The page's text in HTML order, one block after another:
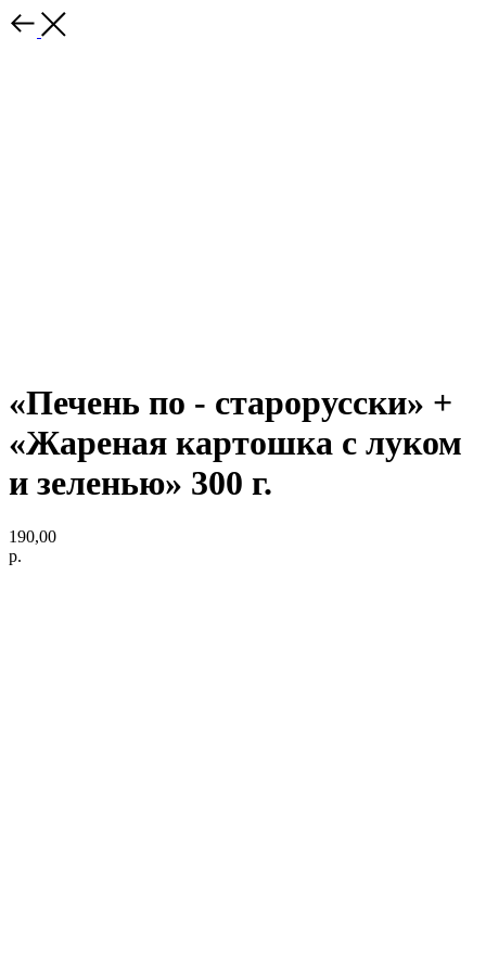
«Печень по - старорусски» +
«Жареная картошка с луком
и зеленью» 300 г.
190,00
р.